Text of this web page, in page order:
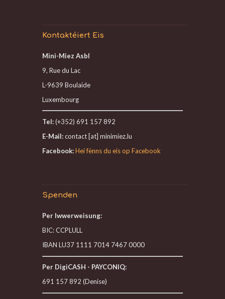
Kontaktéiert Eis
Mini-Miez Asbl
9, Rue du Lac
L-9639 Boulaide
Luxembourg
Tel:(+352) 691 157 892
E-Mail:contact [at] minimiez.lu
Facebook:Hei fënns du eis op Facebook
Spenden
Per Iwwerweisung:
BIC: CCPLULL
IBAN LU37 1111 7014 7467 0000
Per DigiCASH - PAYCONIQ:
691 157 892 (Denise)